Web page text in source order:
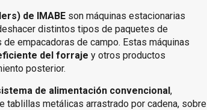
) de IMABE son máquinas estacionarias
distintos tipos de paquetes de
empacadoras de campo. Estas máquinas
del forraje y otros productos
posterior.
de alimentación convencional,
tablillas metálicas arrastrado por cadena, sobre